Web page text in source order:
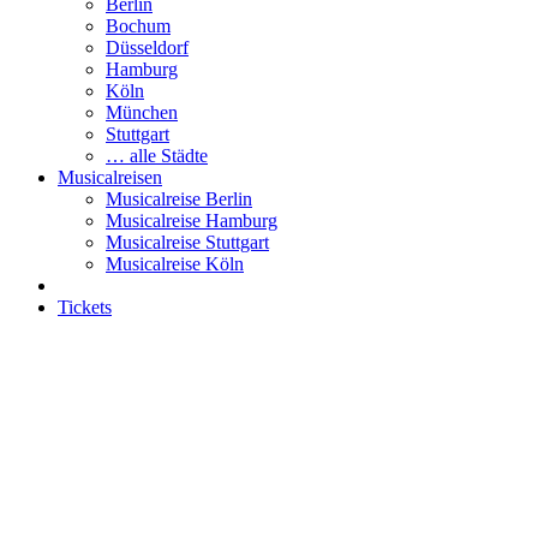
Berlin
Bochum
Düsseldorf
Hamburg
Köln
München
Stuttgart
… alle Städte
Musicalreisen
Musicalreise Berlin
Musicalreise Hamburg
Musicalreise Stuttgart
Musicalreise Köln
Tickets